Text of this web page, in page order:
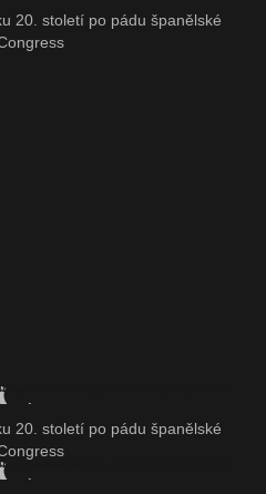
20. století po pádu španělské
20. století po pádu španělské